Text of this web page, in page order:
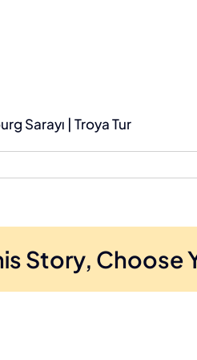
Sarayı | Troya Tur
Story, Choose